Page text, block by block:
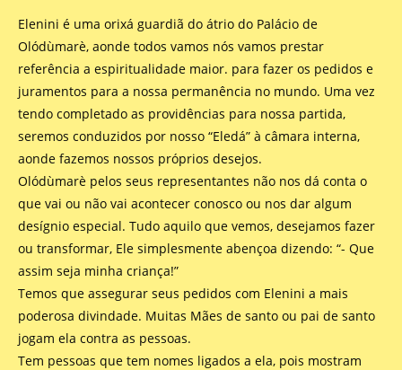
Elenini é uma orixá guardiã do átrio do Palácio de
Olódùmarè, aonde todos vamos nós vamos prestar
referência a espiritualidade maior. para fazer os pedidos e
juramentos para a nossa permanência no mundo. Uma vez
tendo completado as providências para nossa partida,
seremos conduzidos por nosso “Eledá” à câmara interna,
aonde fazemos nossos próprios desejos.
Olódùmarè pelos seus representantes não nos dá conta o
que vai ou não vai acontecer conosco ou nos dar algum
desígnio especial. Tudo aquilo que vemos, desejamos fazer
ou transformar, Ele simplesmente abençoa dizendo: “- Que
assim seja minha criança!”
Temos que assegurar seus pedidos com Elenini a mais
poderosa divindade. Muitas Mães de santo ou pai de santo
jogam ela contra as pessoas.
Tem pessoas que tem nomes ligados a ela, pois mostram